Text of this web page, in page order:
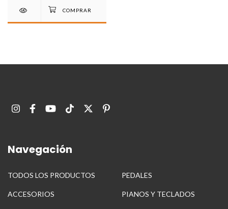
Navegación
TODOS LOS PRODUCTOS PEDALES
ACCESORIOS PIANOS Y TECLADOS